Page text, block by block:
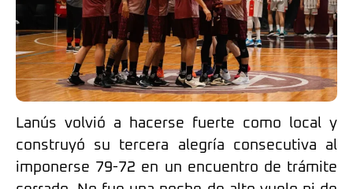
Lanús volvió a hacerse fuerte como local y
construyó su tercera alegría consecutiva al
imponerse 79-72 en un encuentro de trámite